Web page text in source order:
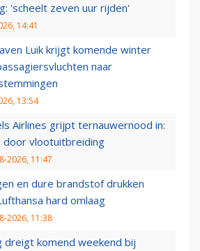
'scheelt zeven uur rijden'
14:41
Luik krijgt komende winter
naar
13:54
Airlines grijpt ternauwernood in:
vlootuitbreiding
2026, 11:47
en dure brandstof drukken
hard omlaag
2026, 11:38
dreigt komend weekend bij